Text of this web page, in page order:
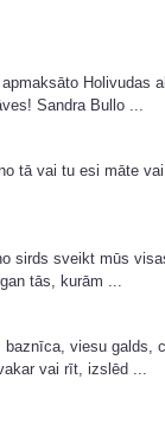
Holivudas
Sandra Bullo ...
tā vai tu esi māte
sirds sveikt mūs
tās, kurām ...
baznīca, viesu galds,
vai rīt, izslēd ...